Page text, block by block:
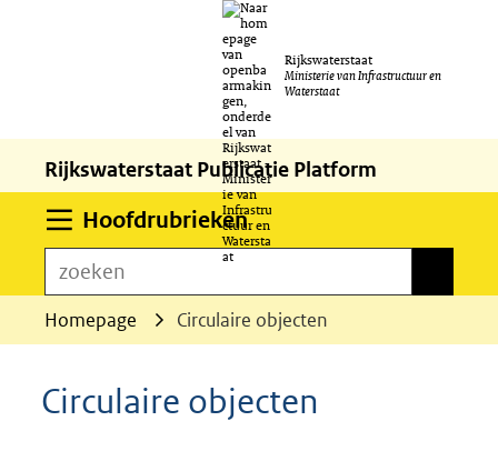
naar
de
inhoud
Rijkswaterstaat
Ministerie van Infrastructuur en
Waterstaat
Rijkswaterstaat Publicatie Platform
HoofdrubriekenUitklappen
zoeken
Homepage Circulaire objecten
Circulaire objecten